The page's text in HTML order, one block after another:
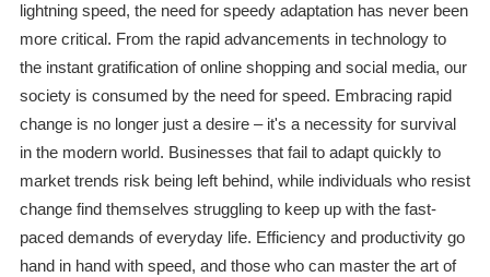
lightning speed, the need for speedy adaptation has never been
more critical. From the rapid advancements in technology to
the instant gratification of online shopping and social media, our
society is consumed by the need for speed. Embracing rapid
change is no longer just a desire – it's a necessity for survival
in the modern world. Businesses that fail to adapt quickly to
market trends risk being left behind, while individuals who resist
change find themselves struggling to keep up with the fast-
paced demands of everyday life. Efficiency and productivity go
hand in hand with speed, and those who can master the art of